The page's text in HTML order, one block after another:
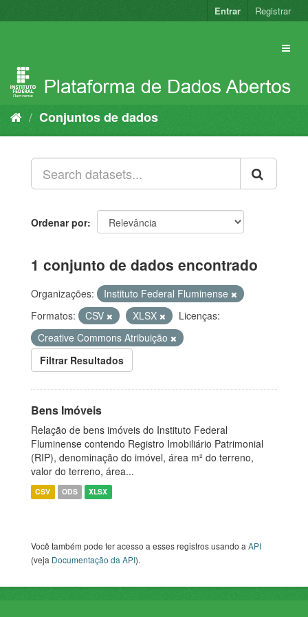
para
Entrar Registrar
Conjuntos de dados
Ordenar por
1 conjunto de dados encontrado
Organizações:
Instituto Federal Fluminense
Formatos:
CSV XLSX
Licenças:
Creative Commons Atribuição
Filtrar Resultados
Bens Imóveis
Relação de bens imóveis do Instituto Federal
Fluminense contendo Registro Imobiliário Patrimonial
(RIP), denominação do imóvel, área m² do terreno,
valor do terreno, área...
CSV ODS XLSX
Você também pode ter acesso a esses registros usando aAPI
(veja Documentação da API).